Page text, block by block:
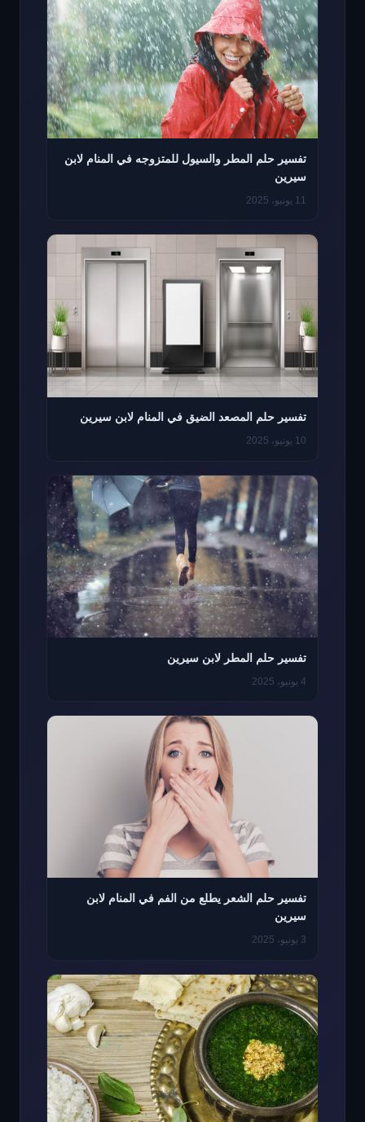
تفسير حلم المطر والسيول للمتزوجه في المنام لابن
سيرين
11 يونيو، 2025
تفسير حلم المصعد الضيق في المنام لابن سيرين
10 يونيو، 2025
تفسير حلم المطر لابن سيرين
4 يونيو، 2025
تفسير حلم الشعر يطلع من الفم في المنام لابن
سيرين
3 يونيو، 2025